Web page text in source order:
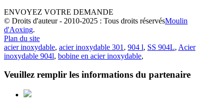
ENVOYEZ VOTRE DEMANDE
© Droits d'auteur - 2010-2025 : Tous droits réservésMoulin
d'Aoxing.
Plan du site
acier inoxydable, acier inoxydable 301 , 904 l, SS 904L, Acier
inoxydable 904l, bobine en acier inoxydable,
Veuillez remplir les informations du partenaire